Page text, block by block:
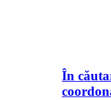
În